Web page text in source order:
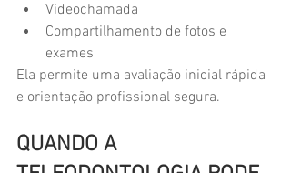
Videochamada
Compartilhamento de fotos e
exames
Ela permite uma avaliação inicial rápida
e orientação profissional segura.
QUANDO A